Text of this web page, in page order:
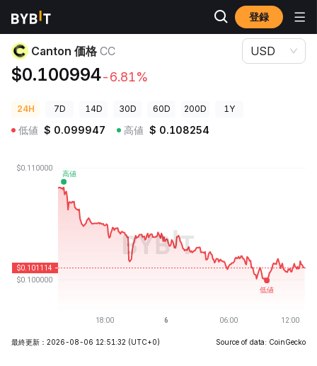
登録
暗号資産価格
Canton 価格 CC
$0.100994-6.81%
USD
24H 7D 14D 30D 60D 200D 1Y
低値 $ 0.099947 高値 $ 0.108254
最終更新：2026-08-06 12:51:32 (UTC+0) Source of data: CoinGecko